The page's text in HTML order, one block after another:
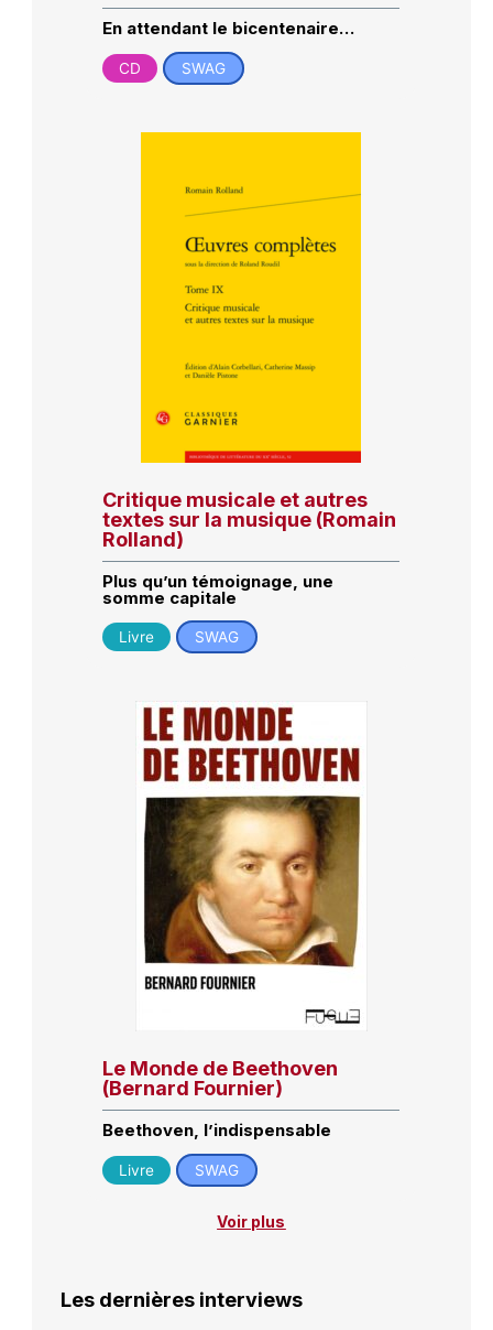
En attendant le bicentenaire…
CD SWAG
Critique musicale et autres
textes sur la musique (Romain
Rolland)
Plus qu’un témoignage, une
somme capitale
Livre SWAG
Le Monde de Beethoven
(Bernard Fournier)
Beethoven, l’indispensable
Livre SWAG
Voir plus
Les dernières interviews